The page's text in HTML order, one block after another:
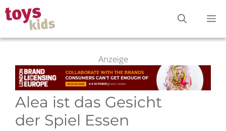
Zum
Inhalt
springen
Anzeige
Alea ist das Gesicht
der Spiel Essen